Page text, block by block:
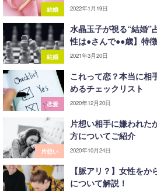
結婚 2022年1月19日
結婚
水晶玉子が視る“結婚”
性は●さんで●●歳】特
2021年3月20日
恋愛
これって恋？本当に相
めるチェックリスト
2020年12月20日
片想い
片想い相手に嫌われ
方についてご紹介
2020年10月24日
【脈アリ？】女性を
について解説！